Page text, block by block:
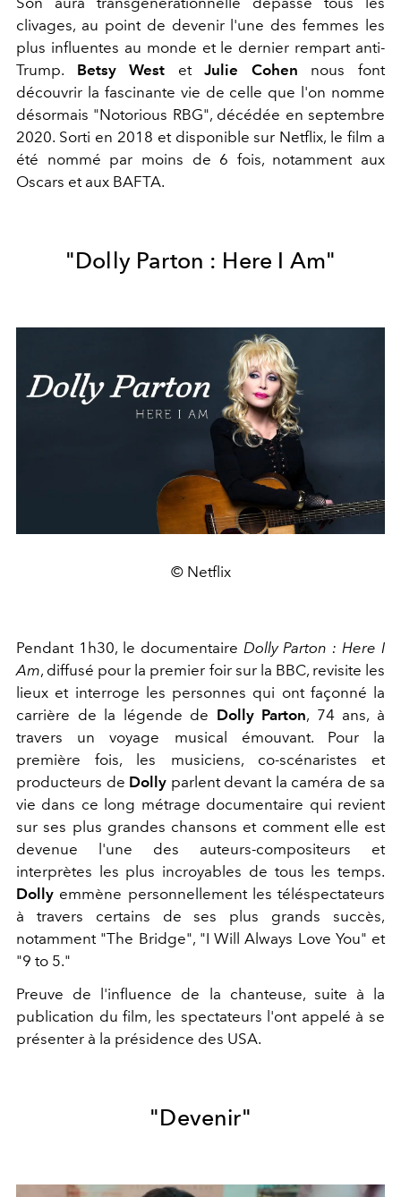
clivages, au point de devenir l'une des femmes les
plus influentes au monde et le dernier rempart anti-
Trump. Betsy West etJulie Cohen nous font
découvrir la fascinante vie de celle que l'on nomme
désormais "Notorious RBG", décédée en septembre
2020. Sorti en 2018 et disponible sur Netflix, le film a
été nommé par moins de 6 fois, notamment aux
Oscars et aux BAFTA.
"Dolly Parton : Here I Am"
© Netflix
Pendant 1h30, le documentaire Dolly Parton : Here I
Am, diffusé pour la premier foir sur la BBC, revisite les
lieux et interroge les personnes qui ont façonné la
carrière de la légende de Dolly Parton, 74 ans, à
travers un voyage musical émouvant. Pour la
première fois, les musiciens, co-scénaristes et
producteurs de Dolly parlent devant la caméra de sa
vie dans ce long métrage documentaire qui revient
sur ses plus grandes chansons et comment elle est
devenue l'une des auteurs-compositeurs et
interprètes les plus incroyables de tous les temps.
Dolly emmène personnellement les téléspectateurs
à travers certains de ses plus grands succès,
notamment "The Bridge", "I Will Always Love You" et
"9 to 5."
Preuve de l'influence de la chanteuse, suite à la
publication du film, les spectateurs l'ont appelé à se
présenter à la présidence des USA.
"Devenir"